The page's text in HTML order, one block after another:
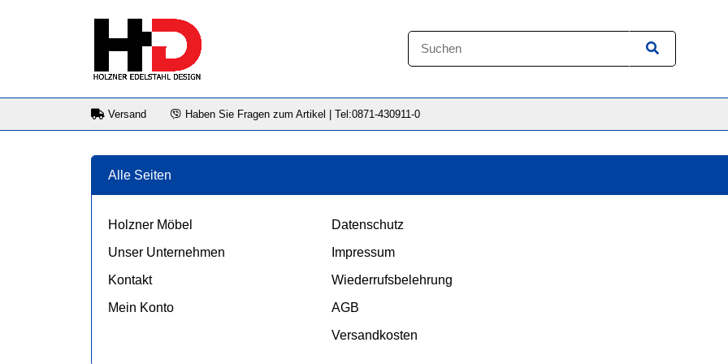
Versand Haben Sie Fragen zum Artikel | Tel:0871-430911-0
Alle Seiten
Holzner Möbel
Unser Unternehmen
Kontakt
Mein Konto
Datenschutz
Impressum
Wiederrufsbelehrung
AGB
Versandkosten